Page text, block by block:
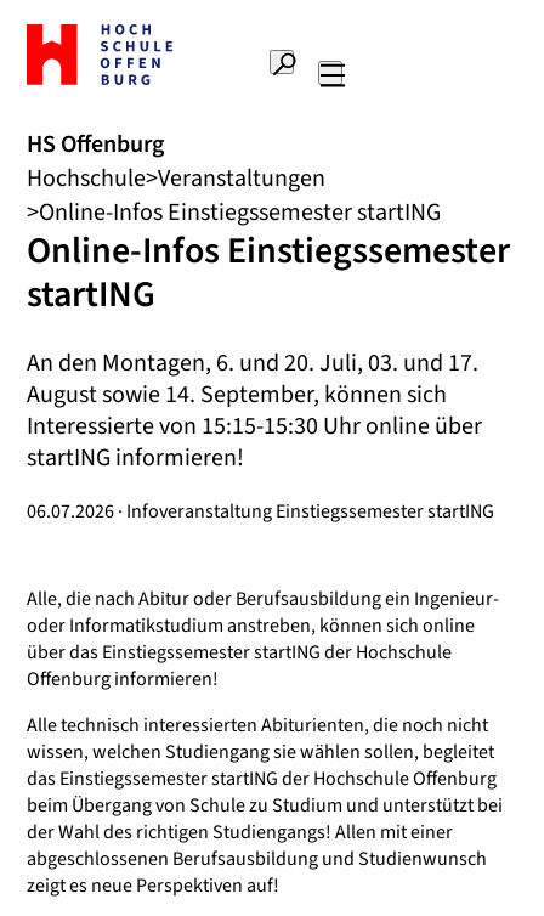
Zur
Startseite
Hochschule
Suche
HS Offenburg
Hochschule Veranstaltungen
Online-Infos Einstiegssemester startING
Online-Infos Einstiegssemester
startING
An den Montagen, 6. und 20. Juli, 03. und 17.
August sowie 14. September, können sich
Interessierte von 15:15-15:30 Uhr online über
startING informieren!
06.07.2026 · Infoveranstaltung Einstiegssemester startING
Alle, die nach Abitur oder Berufsausbildung ein Ingenieur-
oder Informatikstudium anstreben, können sich online
über das Einstiegssemester startING der Hochschule
Offenburg informieren!
Alle technisch interessierten Abiturienten, die noch nicht
wissen, welchen Studiengang sie wählen sollen, begleitet
das Einstiegssemester startING der Hochschule Offenburg
beim Übergang von Schule zu Studium und unterstützt bei
der Wahl des richtigen Studiengangs! Allen mit einer
abgeschlossenen Berufsausbildung und Studienwunsch
zeigt es neue Perspektiven auf!